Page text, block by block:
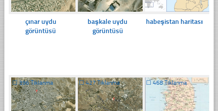
çınar uydu
görüntüsü
başkale uydu
görüntüsü
habeşistan haritası
☐396 Tıklanma ☐427 Tıklanma ☐ 468 Tıklanma